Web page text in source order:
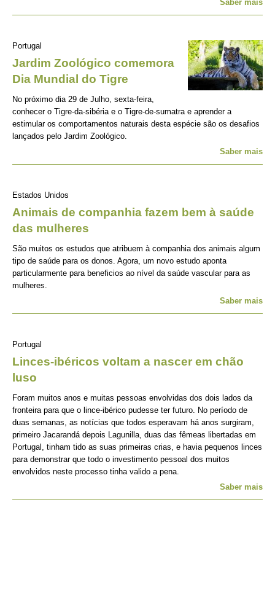
Saber mais
Portugal
Jardim Zoológico comemora
Dia Mundial do Tigre
No próximo dia 29 de Julho, sexta-feira,
conhecer o Tigre-da-sibéria e o Tigre-de-sumatra e aprender a
estimular os comportamentos naturais desta espécie são os desafios
lançados pelo Jardim Zoológico.
Saber mais
Estados Unidos
Animais de companhia fazem bem à saúde
das mulheres
São muitos os estudos que atribuem à companhia dos animais algum
tipo de saúde para os donos. Agora, um novo estudo aponta
particularmente para beneficios ao nível da saúde vascular para as
mulheres.
Saber mais
Portugal
Linces-ibéricos voltam a nascer em chão
luso
Foram muitos anos e muitas pessoas envolvidas dos dois lados da
fronteira para que o lince-ibérico pudesse ter futuro. No período de
duas semanas, as notícias que todos esperavam há anos surgiram,
primeiro Jacarandá depois Lagunilla, duas das fêmeas libertadas em
Portugal, tinham tido as suas primeiras crias, e havia pequenos linces
para demonstrar que todo o investimento pessoal dos muitos
envolvidos neste processo tinha valido a pena.
Saber mais